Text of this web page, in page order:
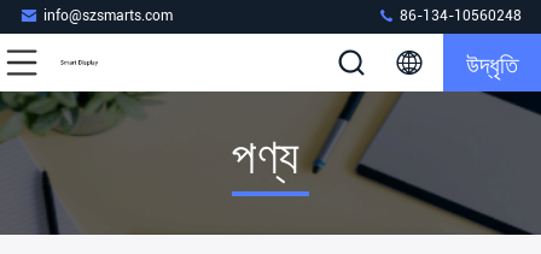
info@szsmarts.com 86-134-10560248
উদ্ধৃতি
পণ্য